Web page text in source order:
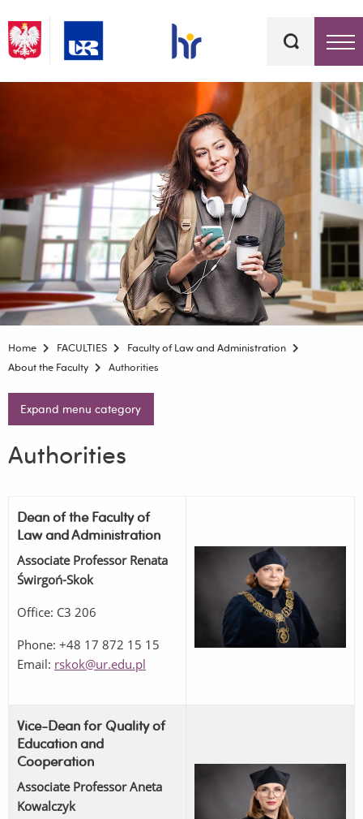
Home FACULTIES
Faculty of Law and Administration
About the Faculty
Authorities
Expand menu category
Authorities
Dean of the Faculty of
Law and Administration
Associate Professor Renata
Świrgoń-Skok
Office: C3 206
Phone: +48 17 872 15 15
Email: rskok@ur.edu.pl
Vice-Dean for Quality of
Education and
Cooperation
Associate Professor Aneta
Kowalczyk